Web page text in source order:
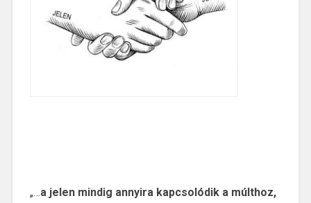
„…a jelen mindig annyira kapcsolódik a múlthoz,